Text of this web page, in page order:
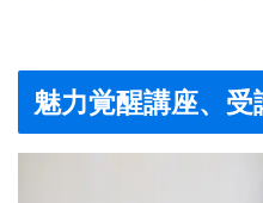
魅力覚醒講座、